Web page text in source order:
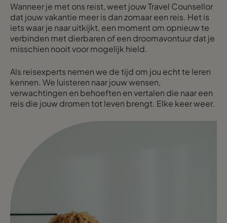
Wanneer je met ons reist, weet jouw Travel Counsellor
dat jouw vakantie meer is dan zomaar een reis. Het is
iets waar je naar uitkijkt, een moment om opnieuw te
verbinden met dierbaren of een droomavontuur dat je
misschien nooit voor mogelijk hield.
Als reisexperts nemen we de tijd om jou echt te leren
kennen. We luisteren naar jouw wensen,
verwachtingen en behoeften en vertalen die naar een
reis die jouw dromen tot leven brengt. Elke keer weer.